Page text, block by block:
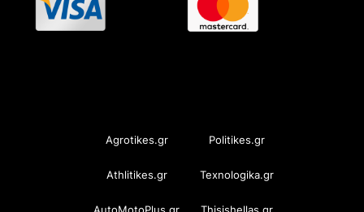
Agrotikes.gr Politikes.gr
Athlitikes.gr Texnologika.gr
AutoMotoPlus.gr Thisishellas.gr